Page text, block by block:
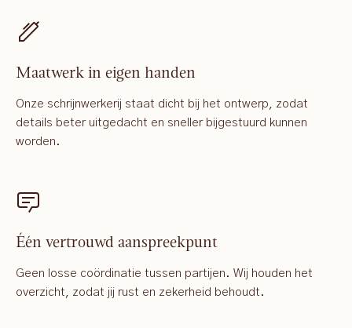
Maatwerk in eigen handen
Onze schrijnwerkerij staat dicht bij het ontwerp, zodat
details beter uitgedacht en sneller bijgestuurd kunnen
worden.
Één vertrouwd aanspreekpunt
Geen losse coördinatie tussen partijen. Wij houden het
overzicht, zodat jij rust en zekerheid behoudt.